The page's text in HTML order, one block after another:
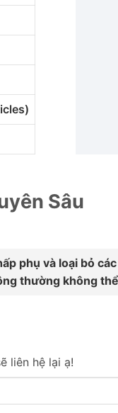
Sâu
phụ và loại bỏ
thường không
liên hệ lại ạ!